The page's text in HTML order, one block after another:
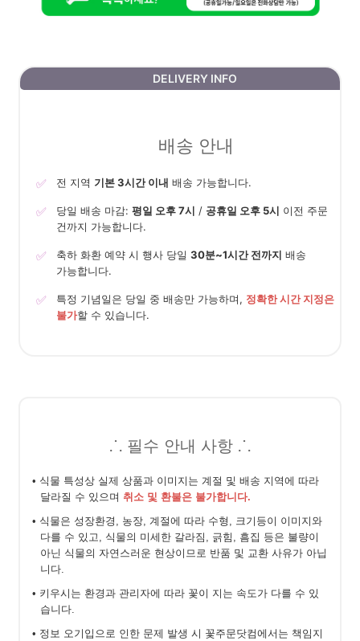
DELIVERY INFO
배송 안내
✅ 전 지역 기본 3시간 이내 배송 가능합니다.
✅ 당일 배송 마감: 평일 오후 7시 / 공휴일 오후 5시 이전 주문
건까지 가능합니다.
✅ 축하 화환 예약 시 행사 당일 30분~1시간 전까지 배송
가능합니다.
✅ 특정 기념일은 당일 중 배송만 가능하며, 정확한 시간 지정은
불가할 수 있습니다.
⸫ 필수 안내 사항 ⸫
• 식물 특성상 실제 상품과 이미지는 계절 및 배송 지역에 따라
달라질 수 있으며 취소 및 환불은 불가합니다.
• 식물은 성장환경, 농장, 계절에 따라 수형, 크기등이 이미지와
다를 수 있고, 식물의 미세한 갈라짐, 긁힘, 흠집 등은 불량이
아닌 식물의 자연스러운 현상이므로 반품 및 교환 사유가 아닙
니다.
• 키우시는 환경과 관리자에 따라 꽃이 지는 속도가 다를 수 있
습니다.
• 정보 오기입으로 인한 문제 발생 시 꽃주문닷컴에서는 책임지